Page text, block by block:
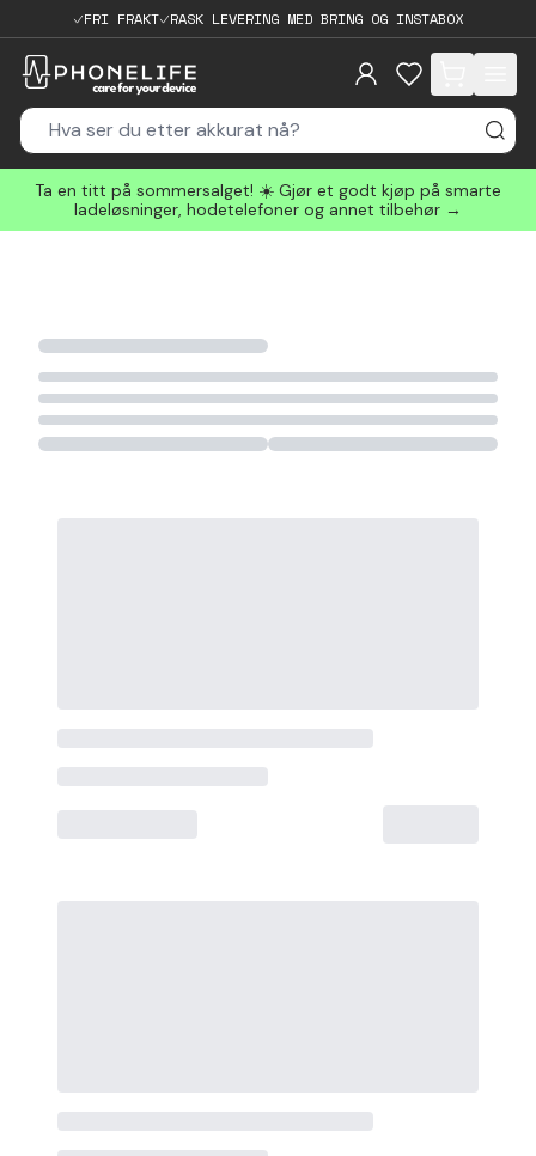
FRI FRAKT RASK LEVERING MED BRING OG INSTABOX
items in cart,
Ta en titt på sommersalget! ☀️ Gjør et godt kjøp på smarte
ladeløsninger, hodetelefoner og annet tilbehør →